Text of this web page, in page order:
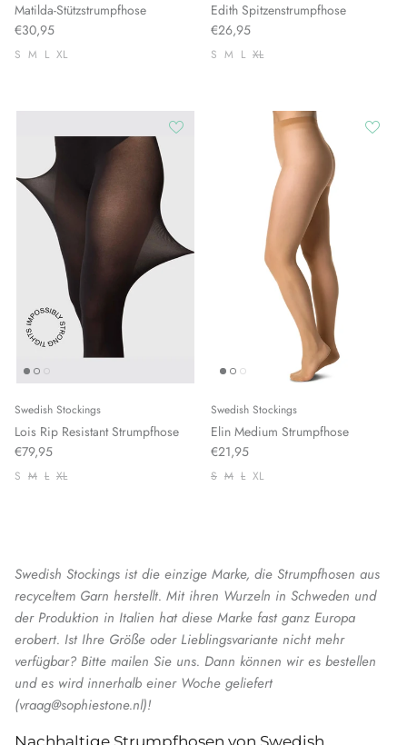
Matilda-Stützstrumpfhose
€30,95
S M L XL
Edith Spitzenstrumpfhose
€26,95
S M L XL
Swedish Stockings
Lois Rip Resistant Strumpfhose
€79,95
S M L XL
Swedish Stockings
Elin Medium Strumpfhose
€21,95
S M L XL
Swedish Stockings ist die einzige Marke, die Strumpfhosen aus
recyceltem Garn herstellt. Mit ihren Wurzeln in Schweden und
der Produktion in Italien hat diese Marke fast ganz Europa
erobert. Ist Ihre Größe oder Lieblingsvariante nicht mehr
verfügbar? Bitte mailen Sie uns. Dann können wir es bestellen
und es wird innerhalb einer Woche geliefert
(vraag@sophiestone.nl)!
Nachhaltige Strumpfhosen von Swedish